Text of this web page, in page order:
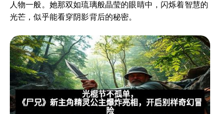
人物一般。她那双如琉璃般晶莹的眼睛中，闪烁着智慧的
光芒，似乎能看穿阴影背后的秘密。